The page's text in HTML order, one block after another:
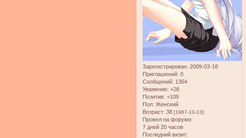
Зарегистрирован: 2009-03-18
Приглашений: 0
Сообщений: 1364
Уважение: +28
Позитив: +109
Пол: Женский
Возраст: 38 [1987-10-13]
Провел на форуме:
7 дней 20 часов
Последний визит: